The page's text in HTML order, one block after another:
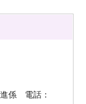
係 電話：